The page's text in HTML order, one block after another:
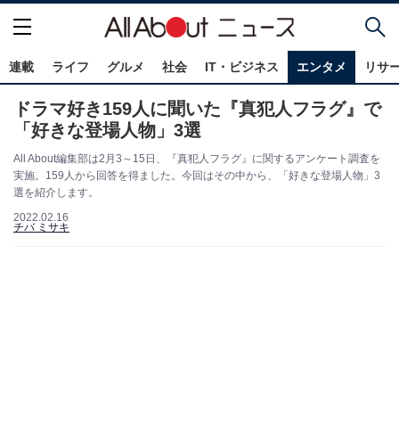
連載 ライフ グルメ 社会 IT・ビジネス エンタメ リサ
ドラマ好き159人に聞いた『真犯人フラグ』で
「好きな登場人物」3選
All About編集部は2月3～15日、『真犯人フラグ』に関するアンケート調査を
実施。159人から回答を得ました。今回はその中から、「好きな登場人物」3
選を紹介します。
2022.02.16
チバ ミサキ